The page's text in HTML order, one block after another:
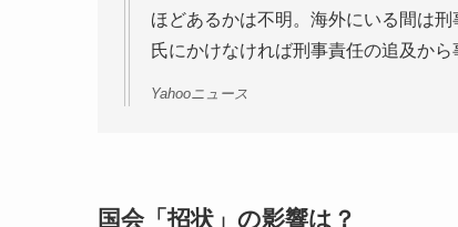
ほどあるかは不明。海外にいる間は
氏にかけなければ刑事責任の追及から
Yahooニュース
国会「招状」の影響は？